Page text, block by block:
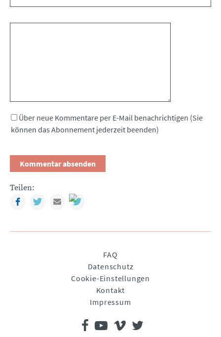
Über neue Kommentare per E-Mail benachrichtigen (Sie
können das Abonnement jederzeit beenden)
Teilen:
FacebookTwitterMail
FAQ
Datenschutz
Cookie-Einstellungen
Kontakt
Impressum